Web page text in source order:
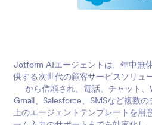
Jotform AIエージェントは、年中無
供する次世代の顧客サービスソリュ
から信頼され、電話、チャット、
Gmail、Salesforce、SMSなど複数
上のエージェントテンプレートを用